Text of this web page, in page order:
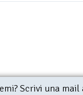
Scrivi una